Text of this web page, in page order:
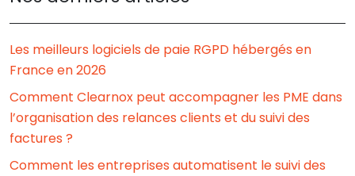
Les meilleurs logiciels de paie RGPD hébergés en
France en 2026
Comment Clearnox peut accompagner les PME dans
l’organisation des relances clients et du suivi des
factures ?
Comment les entreprises automatisent le suivi des